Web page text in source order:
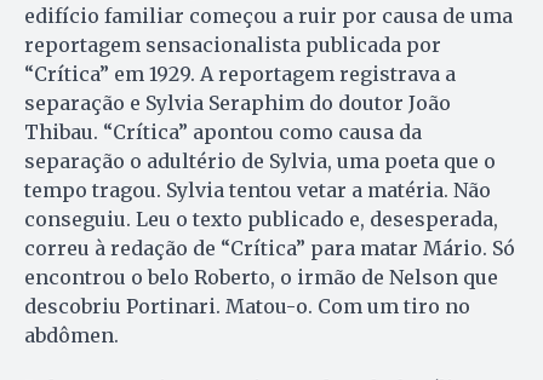
edifício familiar começou a ruir por causa de uma
reportagem sensacionalista publicada por
“Crítica” em 1929. A reportagem registrava a
separação e Sylvia Seraphim do doutor João
Thibau. “Crítica” apontou como causa da
separação o adultério de Sylvia, uma poeta que o
tempo tragou. Sylvia tentou vetar a matéria. Não
conseguiu. Leu o texto publicado e, desesperada,
correu à redação de “Crítica” para matar Mário. Só
encontrou o belo Roberto, o irmão de Nelson que
descobriu Portinari. Matou-o. Com um tiro no
abdômen.